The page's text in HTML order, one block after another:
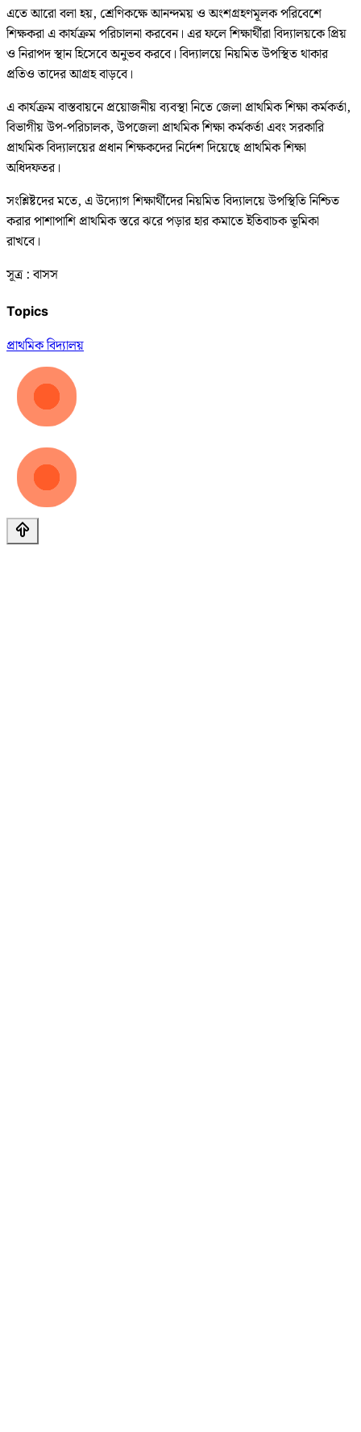
এতে আরো বলা হয়, শ্রেণিকক্ষে আনন্দময় ও অংশগ্রহণমূলক পরিবেশে
শিক্ষকরা এ কার্যক্রম পরিচালনা করবেন। এর ফলে শিক্ষার্থীরা বিদ্যালয়কে প্রিয়
ও নিরাপদ স্থান হিসেবে অনুভব করবে। বিদ্যালয়ে নিয়মিত উপস্থিত থাকার
প্রতিও তাদের আগ্রহ বাড়বে।
এ কার্যক্রম বাস্তবায়নে প্রয়োজনীয় ব্যবস্থা নিতে জেলা প্রাথমিক শিক্ষা কর্মকর্তা,
বিভাগীয় উপ-পরিচালক, উপজেলা প্রাথমিক শিক্ষা কর্মকর্তা এবং সরকারি
প্রাথমিক বিদ্যালয়ের প্রধান শিক্ষকদের নির্দেশ দিয়েছে প্রাথমিক শিক্ষা
অধিদফতর।
সংশ্লিষ্টদের মতে, এ উদ্যোগ শিক্ষার্থীদের নিয়মিত বিদ্যালয়ে উপস্থিতি নিশ্চিত
করার পাশাপাশি প্রাথমিক স্তরে ঝরে পড়ার হার কমাতে ইতিবাচক ভূমিকা
রাখবে।
সূত্র : বাসস
Topics
প্রাথমিক বিদ্যালয়